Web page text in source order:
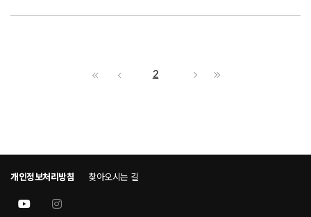
2
개인정보처리방침 찾아오시는 길